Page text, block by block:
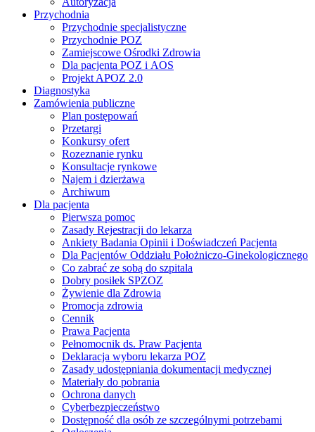
Przychodnia
Przychodnie specjalistyczne
Przychodnie POZ
Zamiejscowe Ośrodki Zdrowia
Dla pacjenta POZ i AOS
Projekt APOZ 2.0
Diagnostyka
Zamówienia publiczne
Plan postępowań
Przetargi
Konkursy ofert
Rozeznanie rynku
Konsultacje rynkowe
Najem i dzierżawa
Archiwum
Dla pacjenta
Pierwsza pomoc
Zasady Rejestracji do lekarza
Ankiety Badania Opinii i Doświadczeń Pacjenta
Dla Pacjentów Oddziału Położniczo-Ginekologicznego
Co zabrać ze sobą do szpitala
Dobry posiłek SPZOZ
Żywienie dla Zdrowia
Promocja zdrowia
Cennik
Prawa Pacjenta
Pełnomocnik ds. Praw Pacjenta
Deklaracja wyboru lekarza POZ
Zasady udostępniania dokumentacji medycznej
Materiały do pobrania
Ochrona danych
Cyberbezpieczeństwo
Dostępność dla osób ze szczególnymi potrzebami